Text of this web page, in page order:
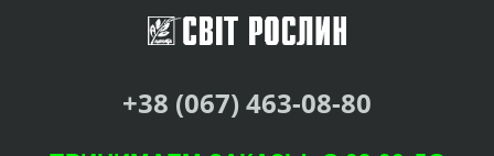
+38 (067) 463-08-80